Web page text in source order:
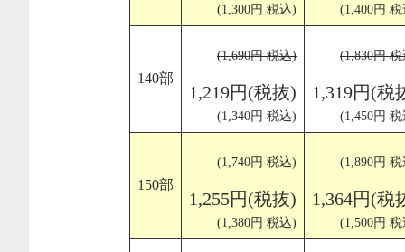
(1,300円 税込) (1,400円
140部
(1,690円 税込)
1,219円(税抜)
(1,340円 税込)
(1,830円
1,319円(税
(1,450円
150部
(1,740円 税込)
1,255円(税抜)
(1,380円 税込)
(1,890円
1,364円(税
(1,500円